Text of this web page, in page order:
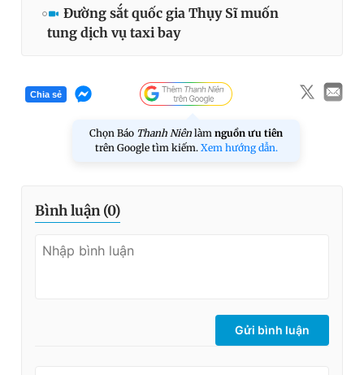
Đường sắt quốc gia Thụy Sĩ muốn
tung dịch vụ taxi bay
Chia sẻ
Chọn Báo Thanh Niên làm nguồn ưu tiên
trên Google tìm kiếm. Xem hướng dẫn.
Bình luận (0)
Gửi bình luận